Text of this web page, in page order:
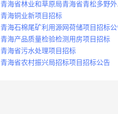
青海省林业和草原局青海省青松多野外
频监控项目招标公告
青海铜业新项目招标
青海石棉尾矿利用源网荷储项目招标
青海产品质量检验检测用房项目招标
青海省污水处理项目招标
青海省农村振兴局招标项目招标公告